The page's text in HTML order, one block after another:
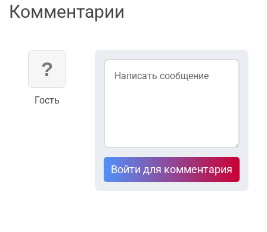
Комментарии
Гость
Войти для комментария